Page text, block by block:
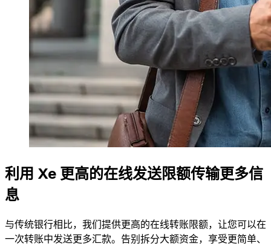
利用 Xe 更高的在线发送限额传输更多信
息
与传统银行相比，我们提供更高的在线转账限额，让您可以在
一次转账中发送更多汇款。告别拆分大额资金，享受更简单、